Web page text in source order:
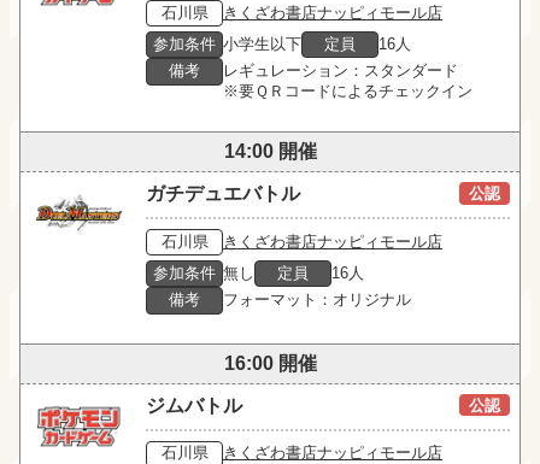
石川県
きくざわ書店ナッピィモール店
参加条件 小学生以下 定員
16人
備考
レギュレーション：スタンダード
※要ＱＲコードによるチェックイン
14:00 開催
ガチデュエバトル 公認
石川県
きくざわ書店ナッピィモール店
参加条件 無し 定員
16人
備考
フォーマット：オリジナル
16:00 開催
ジムバトル 公認
石川県
きくざわ書店ナッピィモール店